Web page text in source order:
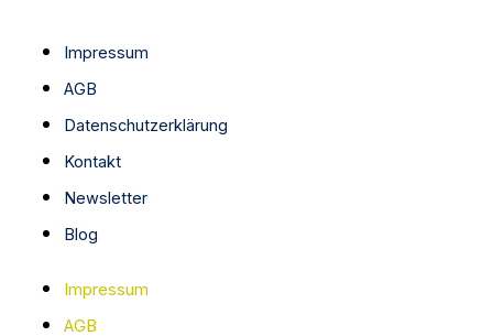
Impressum
AGB
Datenschutzerklärung
Kontakt
Newsletter
Blog
Impressum
AGB